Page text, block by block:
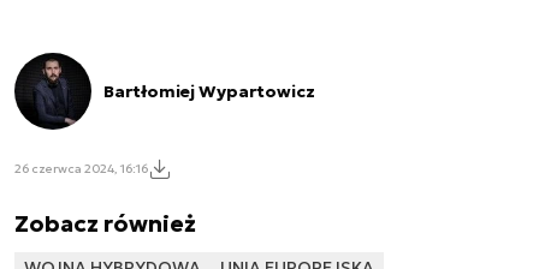
Bartłomiej Wypartowicz
26 czerwca 2024, 16:16
Zobacz również